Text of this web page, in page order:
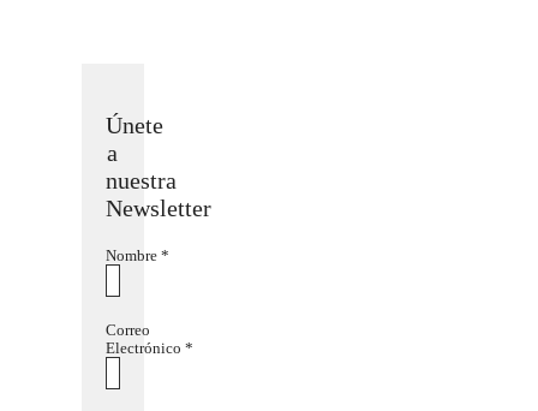
Únete
a
nuestra
Newsletter
Nombre *
Correo
Electrónico *